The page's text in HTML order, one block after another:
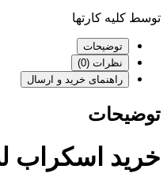
توسط کلیه کارتها
توضیحات
نظرات (0)
راهنمای خرید و ارسال
توضیحات
خرید اسکراب